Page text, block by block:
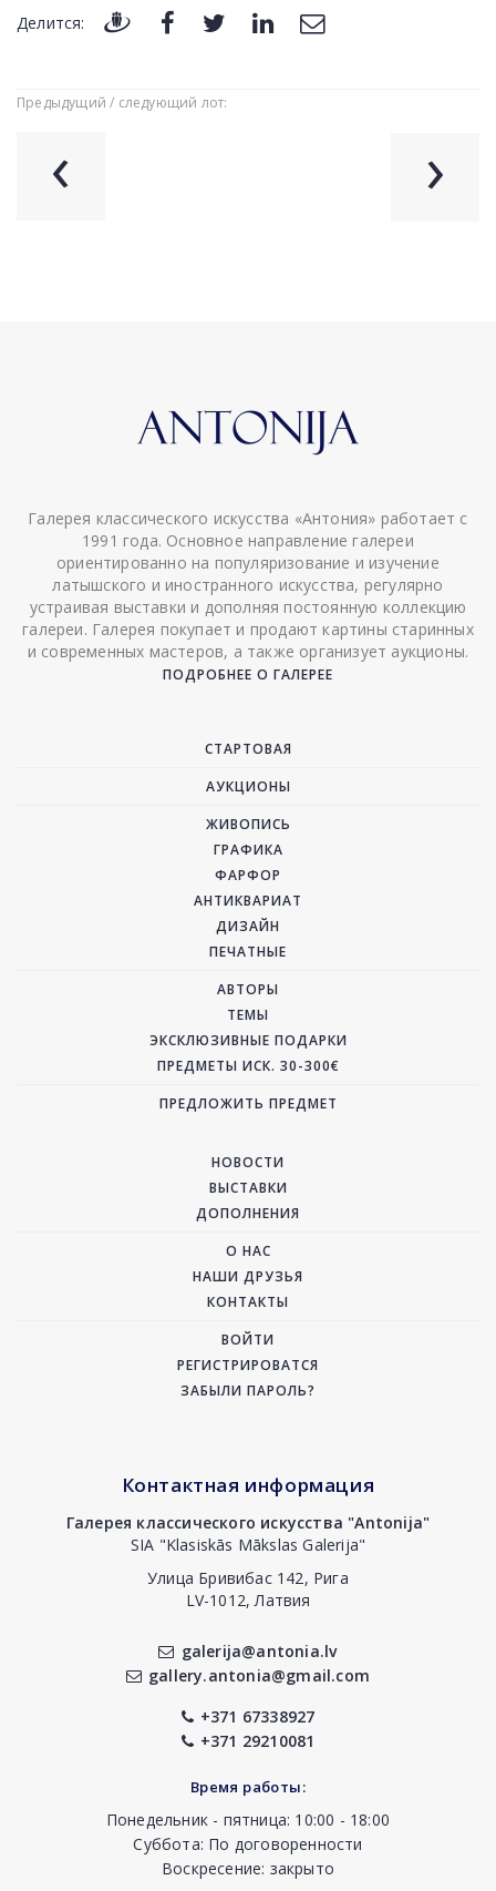
Делится:
Предыдущий / следующий лот:
‹ ›
Галерея классического искусства «Антония» работает с
1991 года. Основное направление галереи
ориентированно на популяризование и изучение
латышского и иностранного искусства, регулярно
устраивая выставки и дополняя постоянную коллекцию
галереи. Галерея покупает и продают картины старинных
и современных мастеров, а также организует аукционы.
ПОДРОБНЕЕ О ГАЛЕРЕЕ
СТАРТОВАЯ
АУКЦИОНЫ
ЖИВОПИСЬ
ГРАФИКА
ФАРФОР
АНТИКВАРИАТ
ДИЗАЙН
ПЕЧАТНЫЕ
АВТОРЫ
ТЕМЫ
ЭКСКЛЮЗИВНЫЕ ПОДАРКИ
ПРЕДМЕТЫ ИСК. 30-300€
ПРЕДЛОЖИТЬ ПРЕДМЕТ
НОВОСТИ
ВЫСТАВКИ
ДОПОЛНЕНИЯ
О НАС
НАШИ ДРУЗЬЯ
КОНТАКТЫ
ВОЙТИ
РЕГИСТРИРОВАТСЯ
ЗАБЫЛИ ПАРОЛЬ?
Контактная информация
Галерея классического искусства "Antonija"
SIA "Klasiskās Mākslas Galerija"
Улица Бривибас 142, Рига
LV-1012, Латвия
galerija@antonia.lv
gallery.antonia@gmail.com
+371 67338927
+371 29210081
Время работы:
Понедельник - пятница: 10:00 - 18:00
Суббота: По договоренности
Воскресение: закрыто